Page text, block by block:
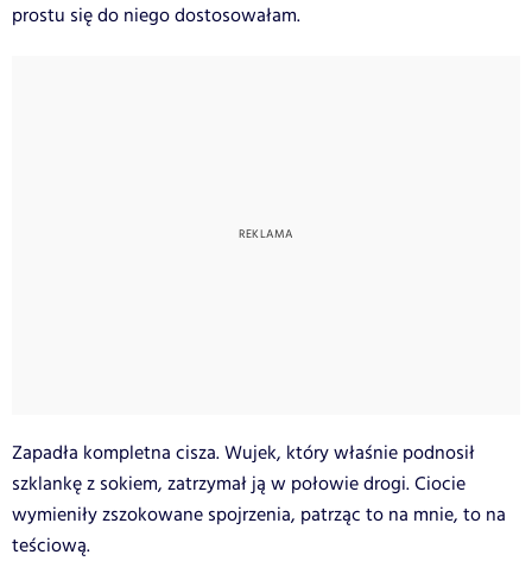
prostu się do niego dostosowałam.
Zapadła kompletna cisza. Wujek, który właśnie podnosił
szklankę z sokiem, zatrzymał ją w połowie drogi. Ciocie
wymieniły zszokowane spojrzenia, patrząc to na mnie, to na
teściową.